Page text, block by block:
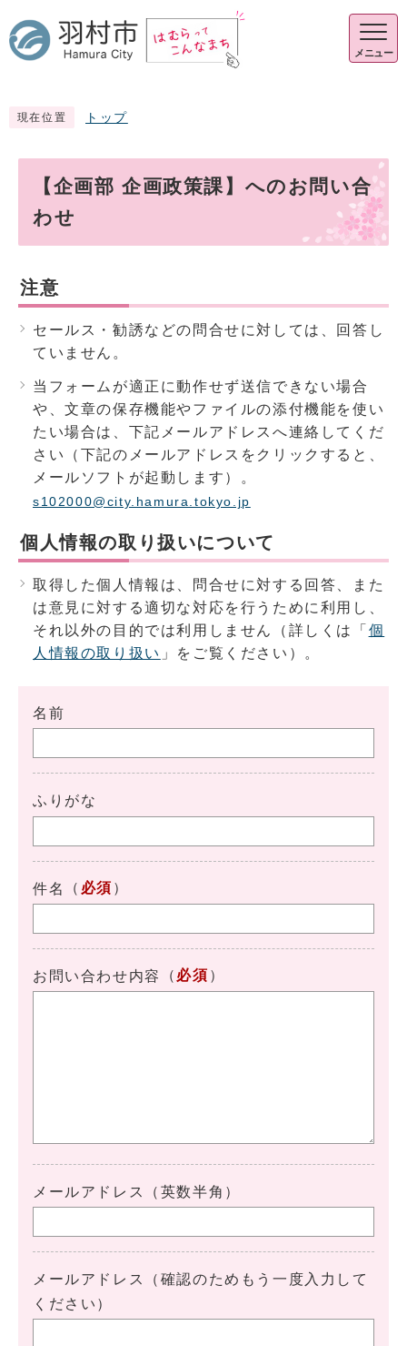
メニュー
現在位置 トップ
【企画部 企画政策課】へのお問い合
わせ
注意
セールス・勧誘などの問合せに対しては、回答し
ていません。
当フォームが適正に動作せず送信できない場合
や、文章の保存機能やファイルの添付機能を使い
たい場合は、下記メールアドレスへ連絡してくだ
さい（下記のメールアドレスをクリックすると、
メールソフトが起動します）。
s102000@city.hamura.tokyo.jp
個人情報の取り扱いについて
取得した個人情報は、問合せに対する回答、また
は意見に対する適切な対応を行うために利用し、
それ以外の目的では利用しません（詳しくは「 個
人情報の取り扱い 」をご覧ください）。
名前
ふりがな
件名 （ 必須 ）
お問い合わせ内容 （ 必須 ）
メールアドレス（英数半角）
メールアドレス（確認のためもう一度入力して
ください）